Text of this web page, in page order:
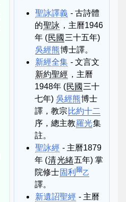
聖詠譯義 - 古詩體
的聖詠 ，主曆1946
年 (民國 三十五年)
吳經熊博士譯。
新經全集 - 文言文
新約聖經 ，主曆
1948年 (民國 三十
七年) 吳經熊博士
譯，教宗比約十二
序，總主教羅光集
註。
聖詠經 - 主曆1879
年 (清光緒五年) 掌
院修士固利 爾乙
譯。
新遺詔聖經 - 主曆